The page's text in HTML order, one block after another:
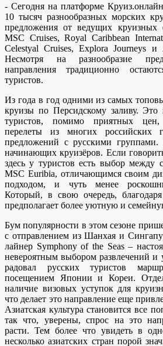
- Сегодня на платформе
10 тысяч разнообразных морских
предложения от ведущих круизных
MSC Cruises, Royal Caribbean
Celestyal Cruises, Explora Journeys и
Несмотря на разнообразие
направления традиционно
туристов.
Из года в год одними из самых
круизы по Персидскому заливу. Это
туристов, помимо приятных
перелеты из многих российских
предложений с русскими
начинающих круизёров. Если
здесь у туристов есть выбор между
MSC Euribia, отличающимся своим
подходом, и чуть менее
Который, в свою очередь,
предполагает более уютную и
Бум популярности в этом сезоне
с отправлением из Шанхая и
лайнер Symphony of the Seas –
невероятным выбором развлечений и
радовал русских туристов
посещением Японии и Кореи.
наличие визовых уступок для
что делает это направление еще
Азиатская культура становится все
так что, уверены, спрос на это
расти. Тем более что увидеть в
несколько азиатских стран порой